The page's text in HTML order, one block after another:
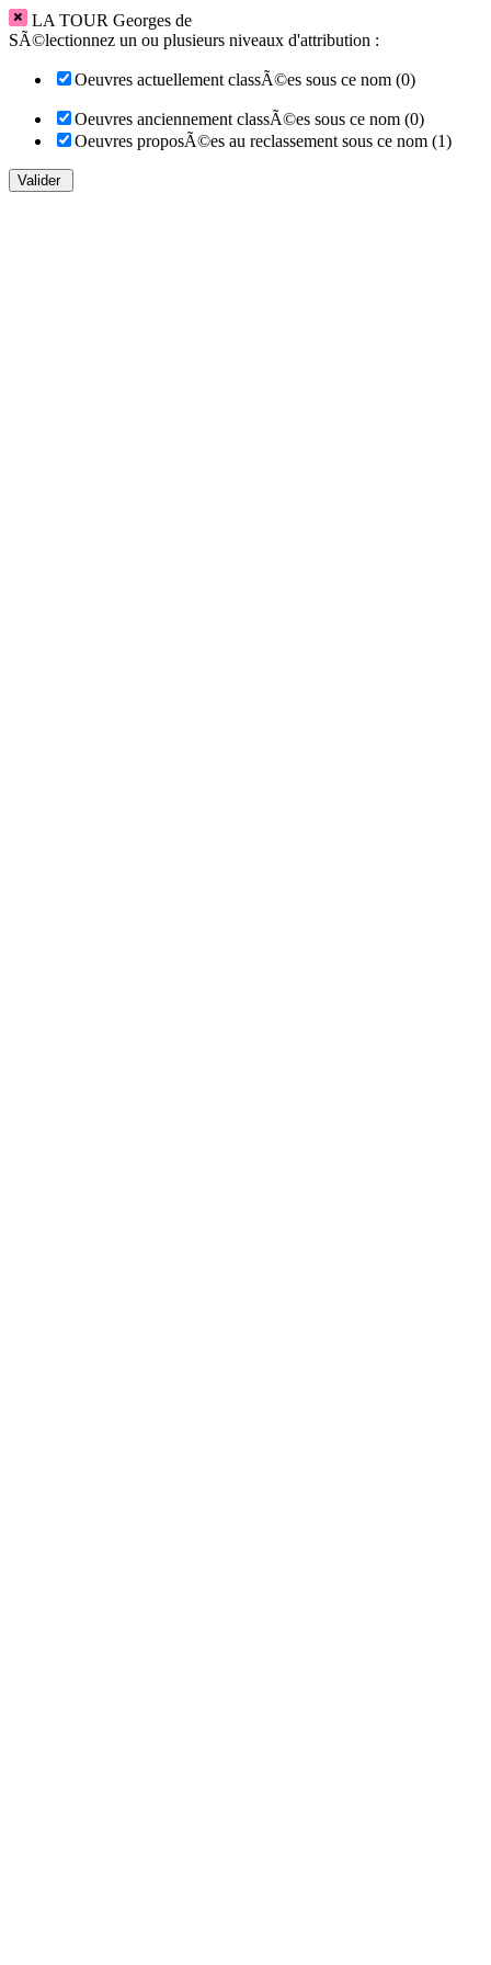
LA TOUR Georges de
SÃ©lectionnez un ou plusieurs niveaux d'attribution :
Oeuvres actuellement classÃ©es sous ce nom (0)
Oeuvres anciennement classÃ©es sous ce nom (0)
Oeuvres proposÃ©es au reclassement sous ce nom (1)
Valider